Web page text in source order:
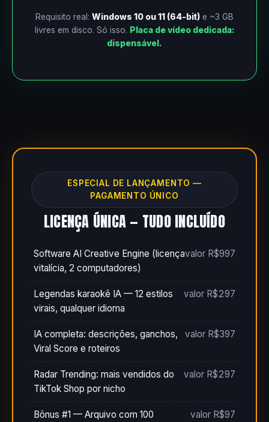
Requisito real: Windows 10 ou 11 (64-bit) e ~3 GB
livres em disco. Só isso. Placa de vídeo dedicada:
dispensável.
ESPECIAL DE LANÇAMENTO —
PAGAMENTO ÚNICO
LICENÇA ÚNICA — TUDO INCLUÍDO
Software AI Creative Engine (licença
vitalícia, 2 computadores)
valor R$997
Legendas karaokê IA — 12 estilos
virais, qualquer idioma
valor R$297
IA completa: descrições, ganchos,
Viral Score e roteiros
valor R$397
Radar Trending: mais vendidos do
TikTok Shop por nicho
valor R$297
Bônus #1 — Arquivo com 100 valor R$97